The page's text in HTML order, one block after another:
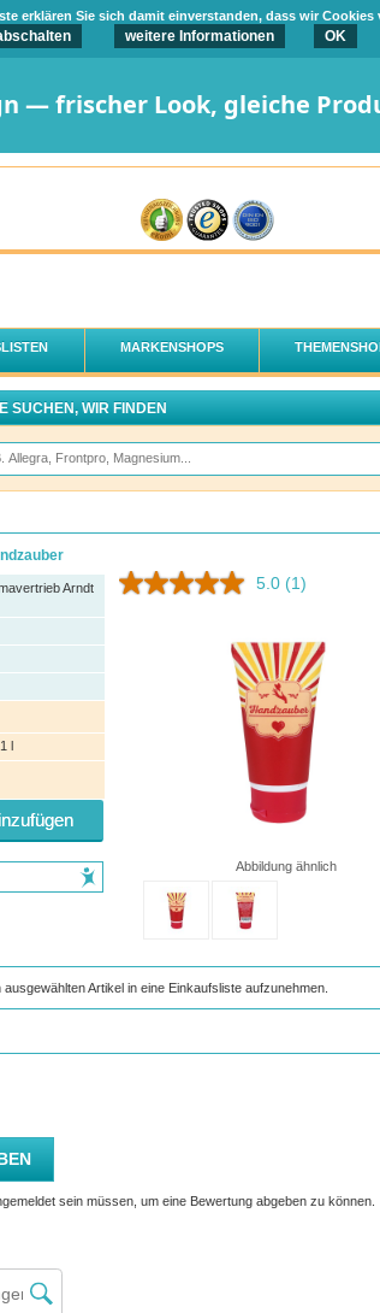
erklären Sie sich damit einverstanden, dass wir
weitere Informationen OK
— frischer Look, gleiche
MARKENSHOPS
SUCHEN, WIR FINDEN
5.0 (1)
Abbildung ähnlich
Arndt
l
Artikel in eine Einkaufsliste aufzunehmen.